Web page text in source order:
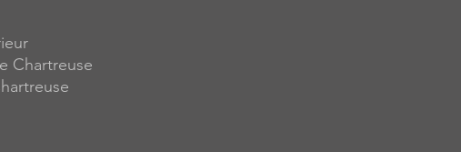
Chartreuse